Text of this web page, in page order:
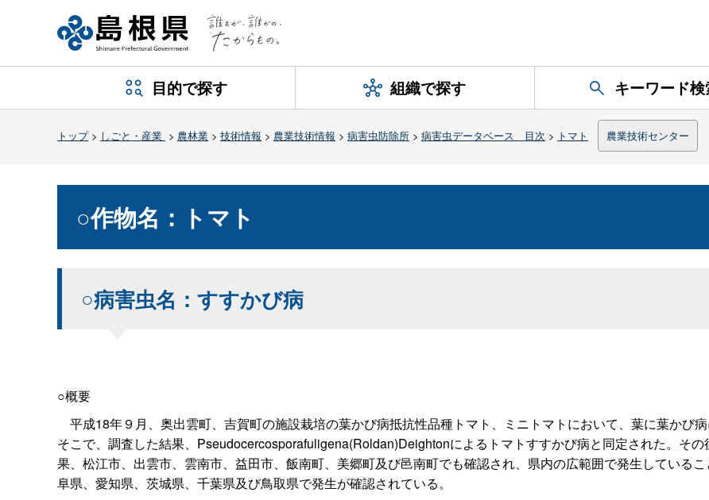
目的で探す 組織で探す キーワード検
トップ> しごと・産業 > 農林業 > 技術情報 > 農業技術情報 > 病害虫防除所 > 病害虫データベース 目次 > トマト 農業技術センター
○作物名：トマト
○病害虫名：すすかび病
○概要
平成18年９月、奥出雲町、吉賀町の施設栽培の葉かび病抵抗性品種トマト、ミニトマトにおいて、葉に葉かび
そこで、調査した結果、Pseudocercosporafuligena(Roldan)Deightonによるトマトすすかび病と同定された。そ
果、松江市、出雲市、雲南市、益田市、飯南町、美郷町及び邑南町でも確認され、県内の広範囲で発生している
阜県、愛知県、茨城県、千葉県及び鳥取県で発生が確認されている。